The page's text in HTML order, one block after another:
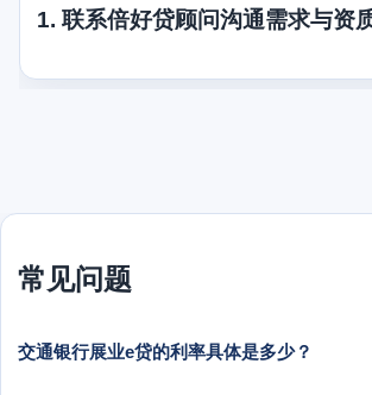
1. 联系倍好贷顾问沟通需求与资
常见问题
交通银行展业e贷的利率具体是多少？